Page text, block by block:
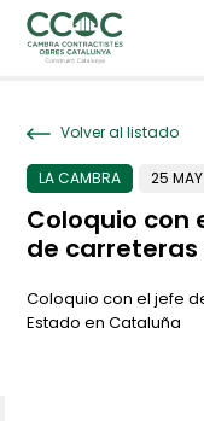
Volver al listado
LA CAMBRA 25 MAY
Coloquio con
de carreteras
Coloquio con el jefe
Estado en Cataluña